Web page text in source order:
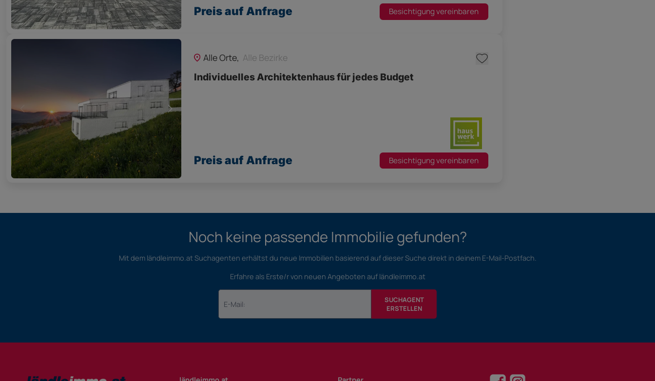
Preis auf Anfrage Besichtigung vereinbaren
Alle Orte, Alle Bezirke
Individuelles Architektenhaus für jedes Budget
Preis auf Anfrage Besichtigung vereinbaren
Noch keine passende Immobilie gefunden?
Mit dem ländleimmo.at Suchagenten erhältst du neue Immobilien basierend auf dieser Suche direkt in deinem E-Mail-Postfach.
Erfahre als Erste/r von neuen Angeboten auf ländleimmo.at
SUCHAGENT
ERSTELLEN